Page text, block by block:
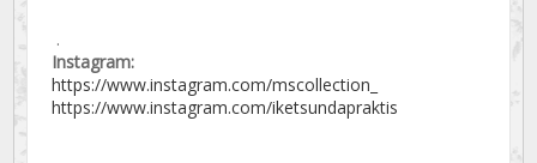
.
Instagram:
https://www.instagram.com/mscollection_
https://www.instagram.com/iketsundapraktis